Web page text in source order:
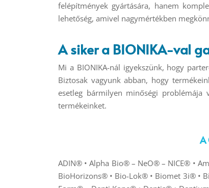
felépítmények gyártására, hanem
lehetőség, amivel nagymértékben
A siker a BIONIKA-val
Mi a BIONIKA-nál igyekszünk, hogy
Biztosak vagyunk abban, hogy
esetleg bármilyen minőségi
termékeinket.
A
ADIN® • Alpha Bio® – NeO® – NICE® •
BioHorizons® • Bio-Lok® • Biomet 3i® •